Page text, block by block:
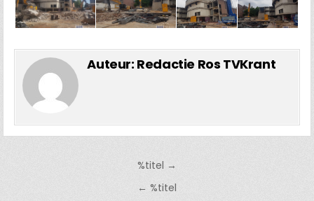
Auteur: Redactie Ros TVKrant
%titel →
← %titel